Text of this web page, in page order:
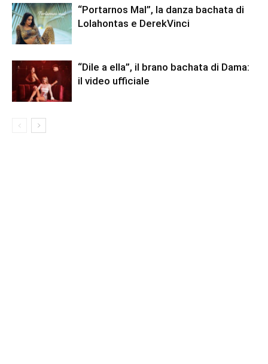
“Portarnos Mal”, la danza bachata di
Lolahontas e DerekVinci
“Dile a ella”, il brano bachata di Dama:
il video ufficiale